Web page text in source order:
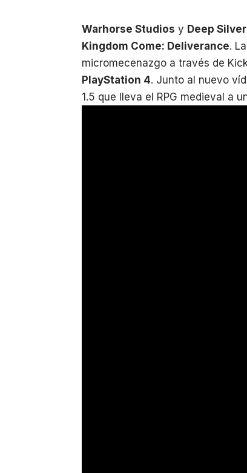
Warhorse Studios y Deep Silver
Kingdom Come: Deliverance.
micromecenazgo a través de
PlayStation 4. Junto al nuevo
1.5 que lleva el RPG medieval a